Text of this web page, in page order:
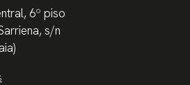
6º piso
s/n